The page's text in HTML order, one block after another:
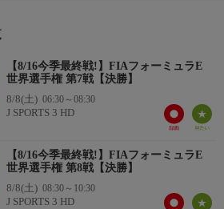
地)
【8/16今季最終戦!】FIAフォーミュラE
世界選手権 第7戦【決勝】
8/8(土) 06:30～08:30
J SPORTS 3 HD
【8/16今季最終戦!】FIAフォーミュラE
世界選手権 第8戦【決勝】
8/8(土) 08:30～10:30
J SPORTS 3 HD